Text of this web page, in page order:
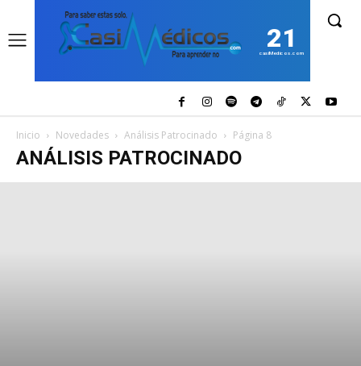
21
casiMedicos.com
Inicio Novedades Análisis Patrocinado Página 8
ANÁLISIS PATROCINADO